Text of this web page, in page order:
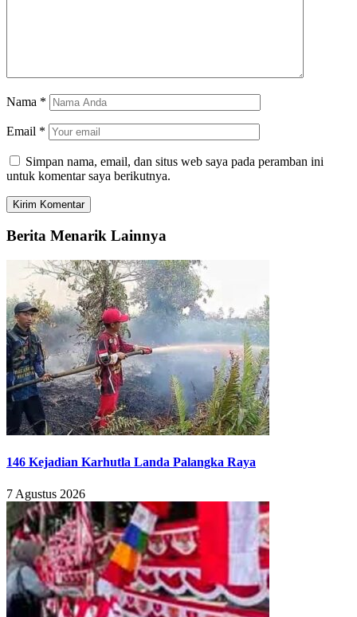
Nama *
Email *
Simpan nama, email, dan situs web saya pada peramban ini
untuk komentar saya berikutnya.
Berita Menarik Lainnya
146 Kejadian Karhutla Landa Palangka Raya
7 Agustus 2026